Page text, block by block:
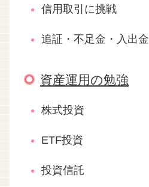
信用取引に挑戦
追証・不足金・入出金
資産運用の勉強
株式投資
ETF投資
投資信託